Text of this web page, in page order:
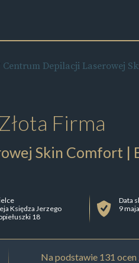
Centrum Depilacji Laserowej
Firma
Skin Comfort |
Księdza Jerzego
18
Data
9
Na podstawie 131